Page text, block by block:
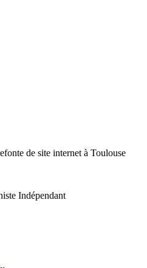
de site internet à Toulouse
Indépendant